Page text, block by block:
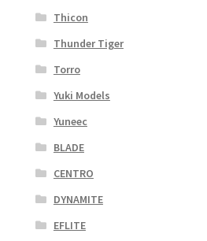
Thicon
Thunder Tiger
Torro
Yuki Models
Yuneec
BLADE
CENTRO
DYNAMITE
EFLITE